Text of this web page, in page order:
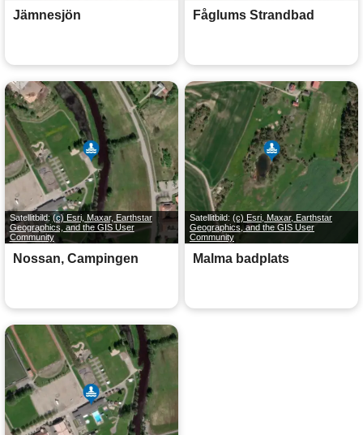
Jämnesjön Fåglums Strandbad
Satellitbild:(c) Esri, Maxar, Earthstar
Geographics, and the GIS User
Community
Nossan, Campingen
Satellitbild: (c) Esri, Maxar, Earthstar
Geographics, and the GIS User
Community
Malma badplats